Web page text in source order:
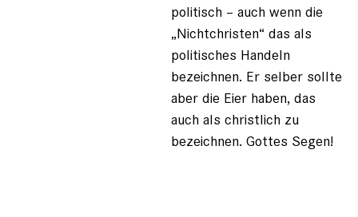
politisch – auch wenn die
„Nichtchristen“ das als
politisches Handeln
bezeichnen. Er selber sollte
aber die Eier haben, das
auch als christlich zu
bezeichnen. Gottes Segen!